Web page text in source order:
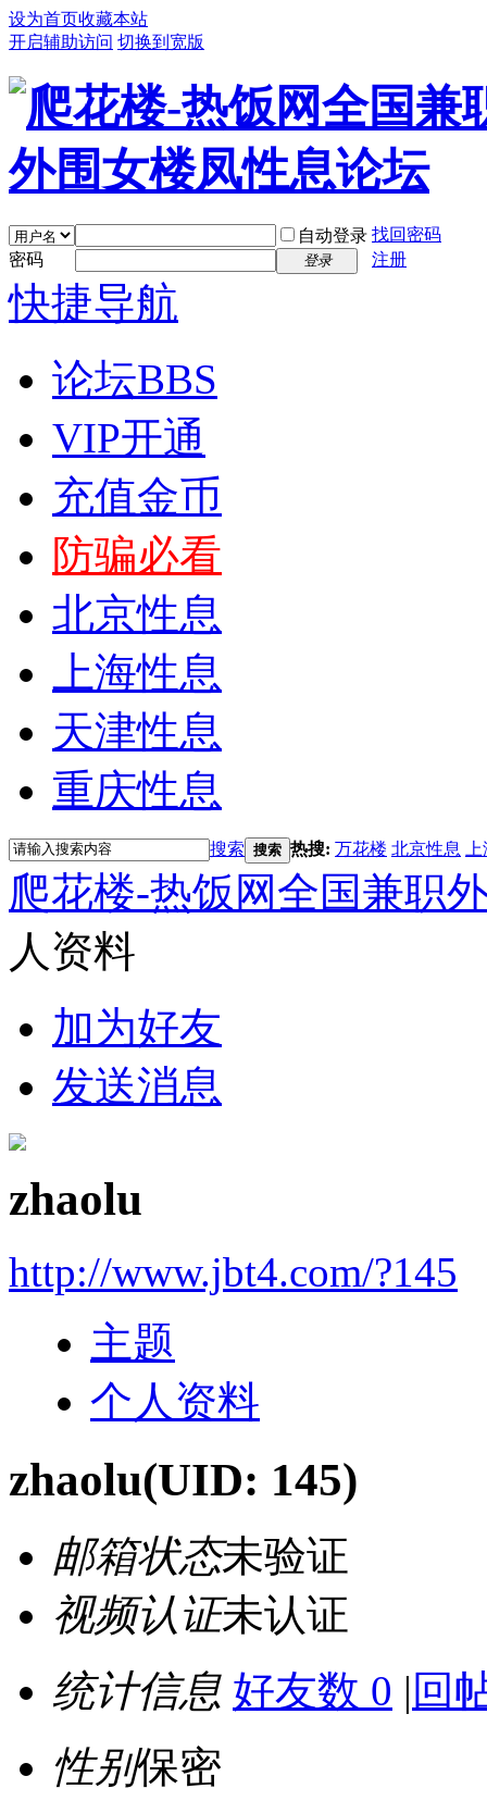
设为首页收藏本站
开启辅助访问 切换到宽版
自动登录 找回密码
密码
登录 注册
快捷导航
论坛BBS
VIP开通
充值金币
防骗必看
北京性息
上海性息
天津性息
重庆性息
搜索 搜索 热搜: 万花楼 北京性息
爬花楼-热饭网全国兼职
人资料
加为好友
发送消息
zhaolu
http://www.jbt4.com/?145
主题
个人资料
zhaolu(UID: 145)
邮箱状态未验证
视频认证未认证
统计信息 好友数 0 | 回
性别保密